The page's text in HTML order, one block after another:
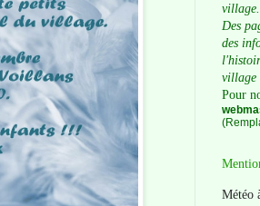
village.
Des
des
village
Pour
Météo